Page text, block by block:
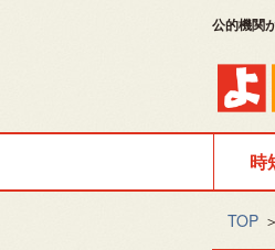
公的機関
時
TOP ＞